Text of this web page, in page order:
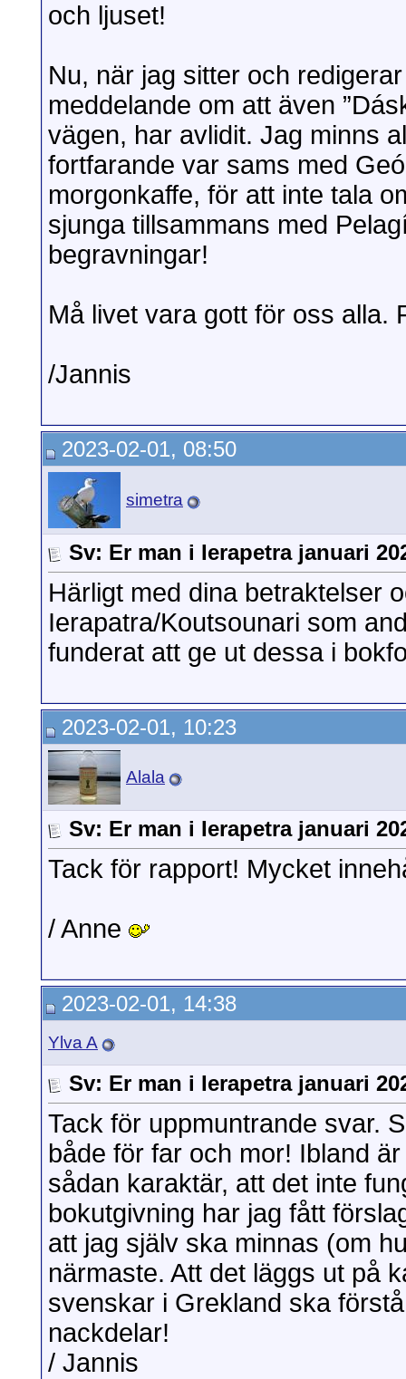
och ljuset!
Nu, när jag sitter och
meddelande om att även
vägen, har avlidit. Jag minns
fortfarande var sams med
morgonkaffe, för att inte tala
sjunga tillsammans med
begravningar!
Må livet vara gott för oss alla.
/Jannis
2023-02-01, 08:50
simetra
Sv: Er man i Ierapetra januari
Härligt med dina betraktelser
Ierapatra/Koutsounari som
funderat att ge ut dessa i
2023-02-01, 10:23
Alala
Sv: Er man i Ierapetra januari
Tack för rapport! Mycket
/ Anne
2023-02-01, 14:38
Ylva A
Sv: Er man i Ierapetra januari
Tack för uppmuntrande svar.
både för far och mor! Ibland
sådan karaktär, att det inte
bokutgivning har jag fått
att jag själv ska minnas (om
närmaste. Att det läggs ut på
svenskar i Grekland ska
nackdelar!
/ Jannis